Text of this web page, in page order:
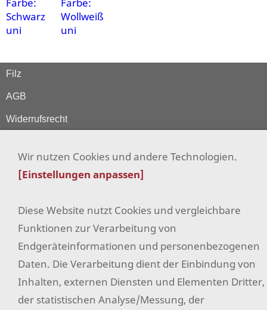
Filz
AGB
Widerrufsrecht
Impressum
Sitemap
Widerrufsformular
Facebook
Instagram
Wir nutzen Cookies und andere Technologien.
[Einstellungen anpassen]
Diese Website nutzt Cookies und vergleichbare
Funktionen zur Verarbeitung von
Endgeräteinformationen und personenbezogenen
Daten. Die Verarbeitung dient der Einbindung von
Inhalten, externen Diensten und Elementen Dritter,
der statistischen Analyse/Messung, der